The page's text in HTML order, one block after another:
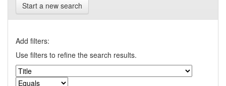
Start a new search
Add filters:
Use filters to refine the search results.